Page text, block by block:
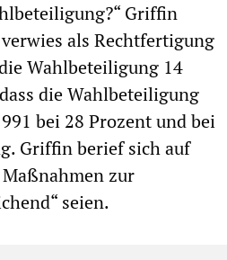
Griffin
als Rechtfertigung
Wahlbeteiligung 14
die Wahlbeteiligung
bei 28 Prozent und bei
Griffin berief sich auf
zur
seien.